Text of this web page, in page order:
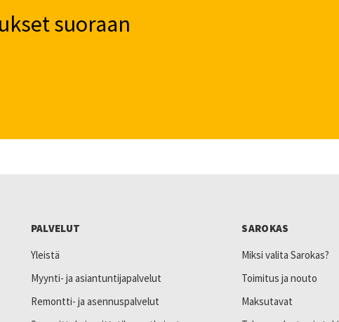
suoraan
PALVELUT
Yleistä
Myynti- ja asiantuntijapalvelut
Remontti- ja asennuspalvelut
SAROKAS
Miksi valita Sarokas?
Toimitus ja nouto
Maksutavat